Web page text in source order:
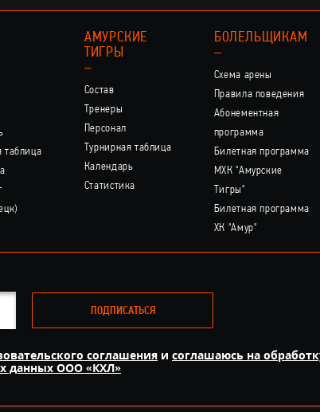
таблица
АМУРСКИЕ
ТИГРЫ
–
Состав
Тренеры
Персонал
Турнирная таблица
Календарь
Статистика
БОЛЕЛЬЩИКАМ
–
Схема арены
Правила поведения
Абонементная
программа
Билетная программа
МХК "Амурские
Тигры"
Билетная программа
ХК "Амур"
ПОДПИСАТЬСЯ
соглашения и соглашаюсь на
данных ООО «КХЛ»